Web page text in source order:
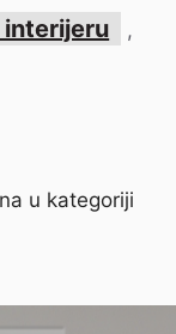
interijeru ,
u kategoriji